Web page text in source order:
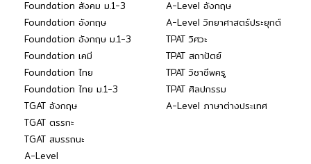
Foundation สังคม ม.1-3
Foundation อังกฤษ
Foundation อังกฤษ ม.1-3
Foundation เคมี
Foundation ไทย
Foundation ไทย ม.1-3
TGAT อังกฤษ
TGAT ตรรกะ
TGAT สมรรถนะ
A-Level
A-Level อังกฤษ
A-Level วิทยาศาสตร์ประยุกต์
TPAT วิศวะ
TPAT สถาปัตย์
TPAT วิชาชีพครู
TPAT ศิลปกรรม
A-Level ภาษาต่างประเทศ